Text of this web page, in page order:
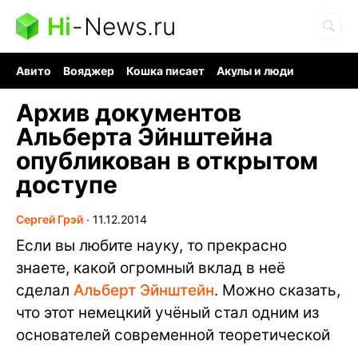
Hi-News.ru
Авито Вояджер Кошка писает
Акулы и люди
Архив документов
Альберта Эйнштейна
опубликован в открытом
доступе
Сергей Грэй ∙ 11.12.2014
Если вы любите науку, то прекрасно
знаете, какой огромный вклад в неё
сделал Альберт Эйнштейн. Можно сказать,
что этот немецкий учёный стал одним из
основателей современной теоретической